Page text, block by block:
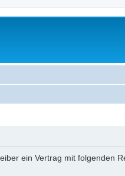
ein Vertrag mit folgenden